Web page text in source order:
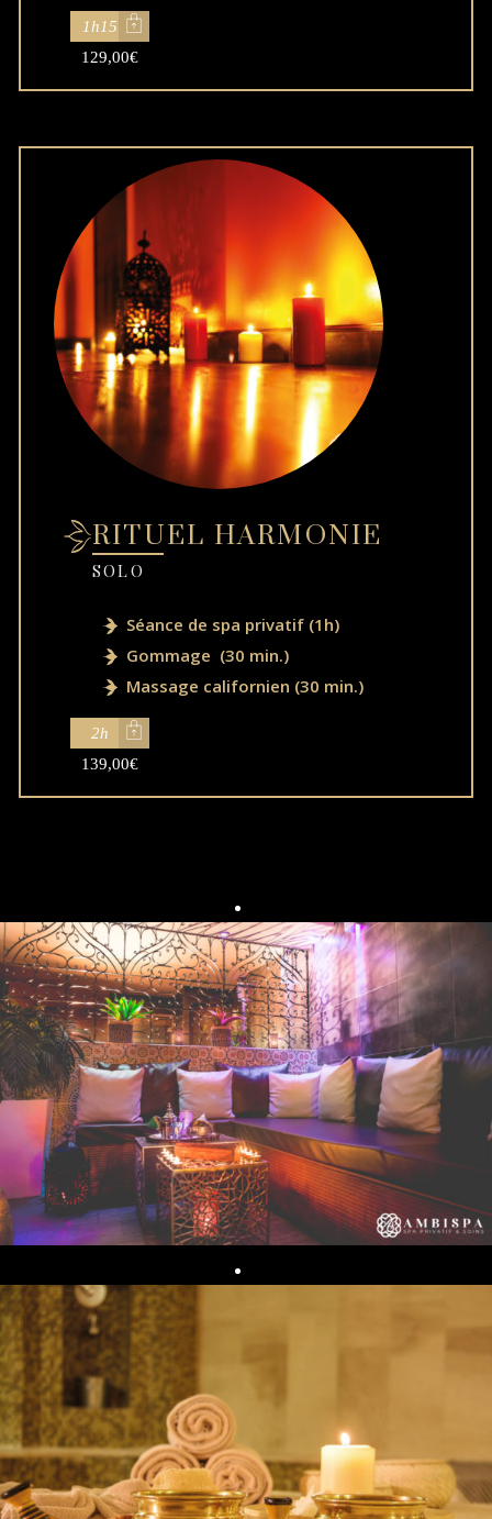
1h15
129,00€
RITUEL HARMONIE
SOLO
Séance de spa privatif (1h)
Gommage (30 min.)
Massage californien (30 min.)
2h
139,00€